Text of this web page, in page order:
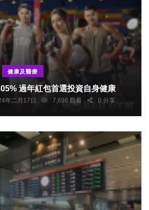
健康及醫療
基本工資調漲4.05% 過年紅包首選投資自身健康
年二月17日 7,698 觀看 0 分享